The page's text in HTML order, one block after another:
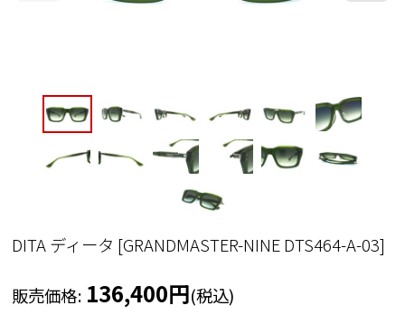
DITA ディータ [GRANDMASTER-NINE DTS464-A-03]
販売価格: 136,400円(税込)